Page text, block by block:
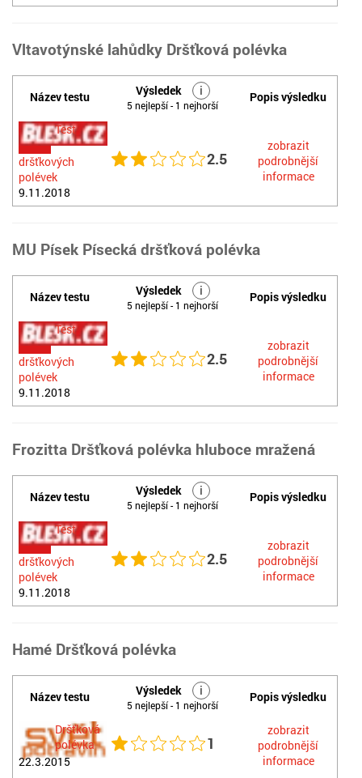
Vltavotýnské lahůdky Dršťková polévka
Název testu Výsledek i
5 nejlepší - 1 nejhorší
Popis výsledku
Test
dršťkových
polévek
9.11.2018
2.5
zobrazit
podrobnější
informace
MU Písek Písecká dršťková polévka
Název testu Výsledek i
5 nejlepší - 1 nejhorší
Popis výsledku
Test
dršťkových
polévek
9.11.2018
2.5
zobrazit
podrobnější
informace
Frozitta Dršťková polévka hluboce mražená
Název testu Výsledek i
5 nejlepší - 1 nejhorší
Popis výsledku
Test
dršťkových
polévek
9.11.2018
2.5
zobrazit
podrobnější
informace
Hamé Dršťková polévka
Název testu Výsledek i
5 nejlepší - 1 nejhorší
Popis výsledku
Dršťková
polévka
22.3.2015
1
zobrazit
podrobnější
informace